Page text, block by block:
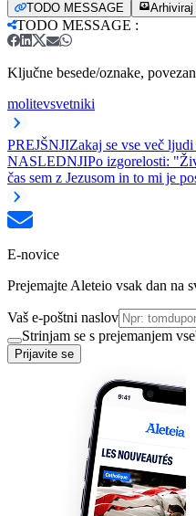
TODO MESSAGE Arhiviraj
TODO MESSAGE :
Ključne besede/oznake,
molitevsvetniki
PREJŠNJIZakaj se vse več
NASLEDNJIPo izgorelosti:
čas sem z Jezusom in to mi je
E-novice
Prejemajte Aleteio vsak dan na
Vaš e-poštni naslov
Strinjam se s prejemanjem
Prijavite se